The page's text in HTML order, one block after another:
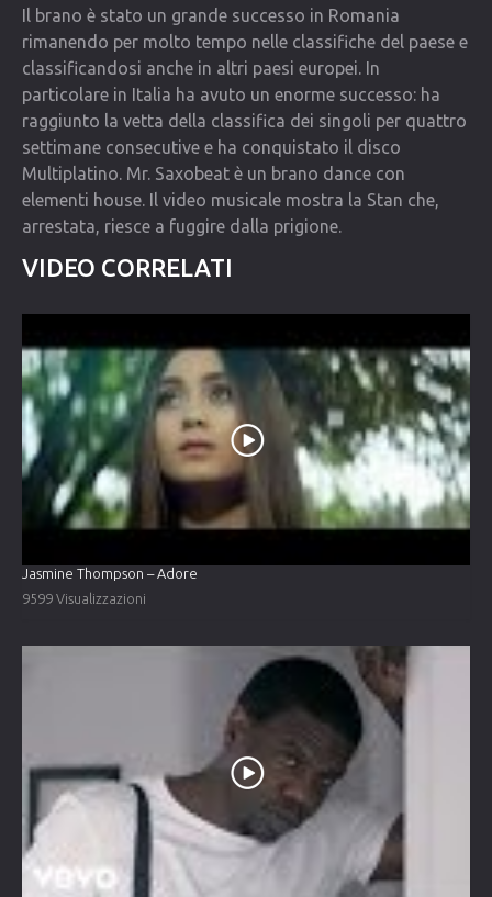
Il brano è stato un grande successo in Romania
rimanendo per molto tempo nelle classifiche del paese e
classificandosi anche in altri paesi europei. In
particolare in Italia ha avuto un enorme successo: ha
raggiunto la vetta della classifica dei singoli per quattro
settimane consecutive e ha conquistato il disco
Multiplatino. Mr. Saxobeat è un brano dance con
elementi house. Il video musicale mostra la Stan che,
arrestata, riesce a fuggire dalla prigione.
VIDEO CORRELATI
Jasmine Thompson – Adore
9599 Visualizzazioni